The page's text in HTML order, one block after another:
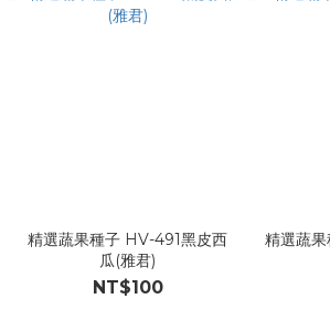
精選蔬果種子 HV-491黑皮西
瓜(雅君)
NT$100
精選蔬